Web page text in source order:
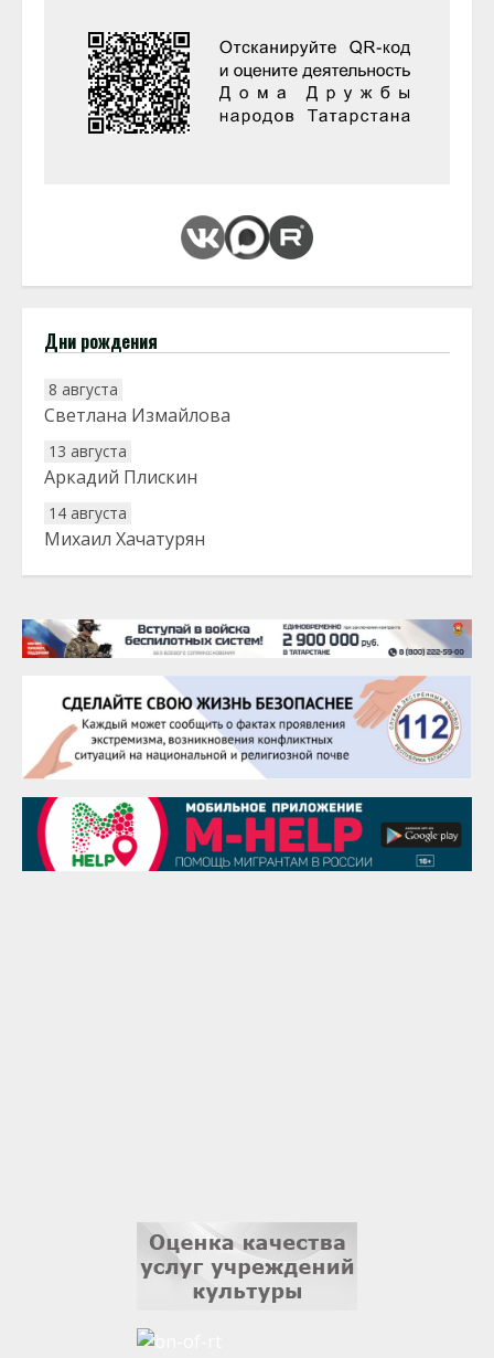
Дни рождения
8 августа
Светлана Измайлова
13 августа
Аркадий Плискин
14 августа
Михаил Хачатурян
20 августа
22 августа
Евгений Ефимов
25 августа
Сэсэгма Бубеева
28 августа
Чингиз Мустафаев
29 августа
Надежда Рослова